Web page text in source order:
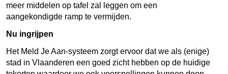
meer middelen op tafel zal leggen om een
aangekondigde ramp te vermijden.
Nu ingrijpen
Het Meld Je Aan-systeem zorgt ervoor dat we als (enige)
stad in Vlaanderen een goed zicht hebben op de huidige